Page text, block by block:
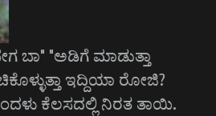
ಬಾ" "ಅಡಿಗೆ ಮಾಡುತ್ತಾ
ಇದ್ದಿಯಾ ರೋಜಿ?
ಕೆಲಸದಲ್ಲಿ ನಿರತ ತಾಯಿ.